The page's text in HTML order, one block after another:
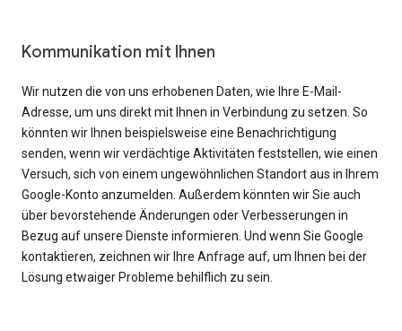
Kommunikation mit Ihnen
Wir nutzen die von uns erhobenen Daten, wie Ihre E-Mail-
Adresse, um uns direkt mit Ihnen in Verbindung zu setzen. So
könnten wir Ihnen beispielsweise eine Benachrichtigung
senden, wenn wir verdächtige Aktivitäten feststellen, wie einen
Versuch, sich von einem ungewöhnlichen Standort aus in Ihrem
Google-Konto anzumelden. Außerdem könnten wir Sie auch
über bevorstehende Änderungen oder Verbesserungen in
Bezug auf unsere Dienste informieren. Und wenn Sie Google
kontaktieren, zeichnen wir Ihre Anfrage auf, um Ihnen bei der
Lösung etwaiger Probleme behilflich zu sein.